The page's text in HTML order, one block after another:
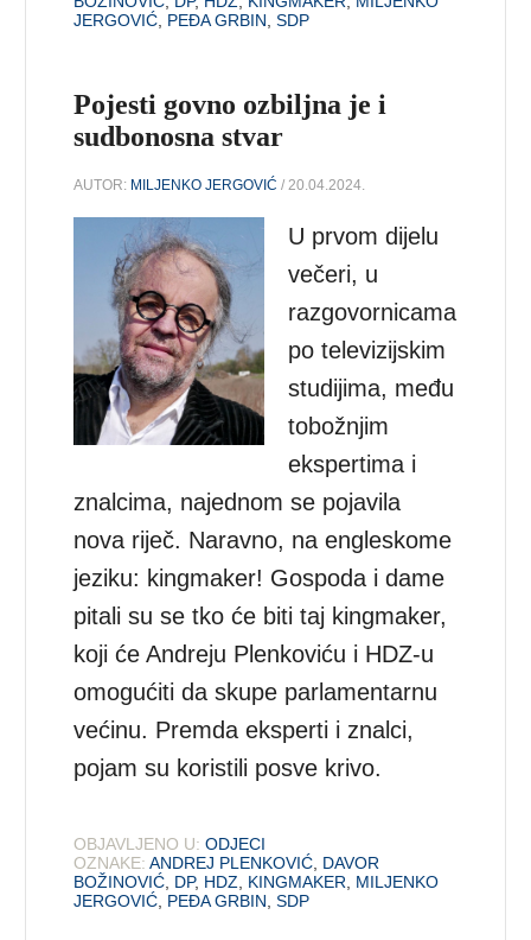
JERGOVIĆ PEĐA GRBIN ,SDP
Pojesti govno ozbiljna je i
sudbonosna stvar
AUTOR: MILJENKO JERGOVIĆ / 20.04.2024.
U prvom dijelu
večeri, u
razgovornicama
po televizijskim
studijima, među
tobožnjim
ekspertima i
znalcima, najednom se pojavila
nova riječ. Naravno, na engleskome
jeziku: kingmaker! Gospoda i dame
pitali su se tko će biti taj kingmaker,
koji će Andreju Plenkoviću i HDZ-u
omogućiti da skupe parlamentarnu
većinu. Premda eksperti i znalci,
pojam su koristili posve krivo.
OBJAVLJENO U: ODJECI
OZNAKE: ANDREJ PLENKOVIĆ DAVOR
BOŽINOVIĆ DP, HDZ KINGMAKER
MILJENKO
JERGOVIĆ PEĐA GRBIN ,SDP